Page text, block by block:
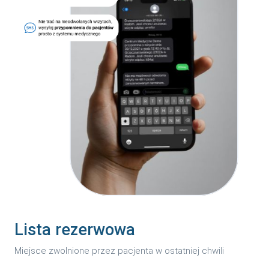
Lista rezerwowa
Miejsce zwolnione przez pacjenta w ostatniej chwili